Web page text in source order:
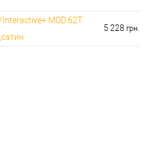
Interactive+ MOD 62T
5 228 грн.